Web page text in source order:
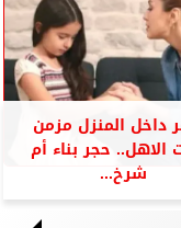
داخل المنزل مزمن
الاهل.. حجر بناء أم
شرخ...